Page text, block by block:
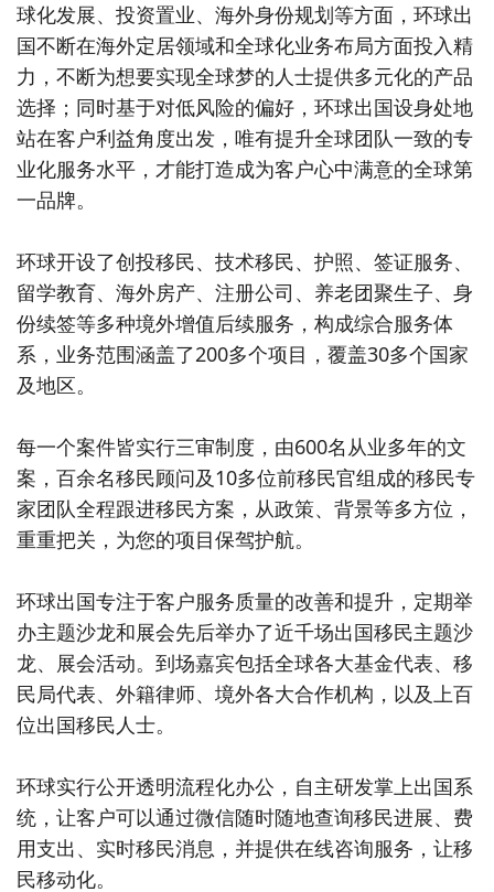
球化发展、投资置业、海外身份规划等方面，环球出
国不断在海外定居领域和全球化业务布局方面投入精
力，不断为想要实现全球梦的人士提供多元化的产品
选择；同时基于对低风险的偏好，环球出国设身处地
站在客户利益角度出发，唯有提升全球团队一致的专
业化服务水平，才能打造成为客户心中满意的全球第
一品牌。
环球开设了创投移民、技术移民、护照、签证服务、
留学教育、海外房产、注册公司、养老团聚生子、身
份续签等多种境外增值后续服务，构成综合服务体
系，业务范围涵盖了200多个项目，覆盖30多个国家
及地区。
每一个案件皆实行三审制度，由600名从业多年的文
案，百余名移民顾问及10多位前移民官组成的移民专
家团队全程跟进移民方案，从政策、背景等多方位，
重重把关，为您的项目保驾护航。
环球出国专注于客户服务质量的改善和提升，定期举
办主题沙龙和展会先后举办了近千场出国移民主题沙
龙、展会活动。到场嘉宾包括全球各大基金代表、移
民局代表、外籍律师、境外各大合作机构，以及上百
位出国移民人士。
环球实行公开透明流程化办公，自主研发掌上出国系
统，让客户可以通过微信随时随地查询移民进展、费
用支出、实时移民消息，并提供在线咨询服务，让移
民移动化。